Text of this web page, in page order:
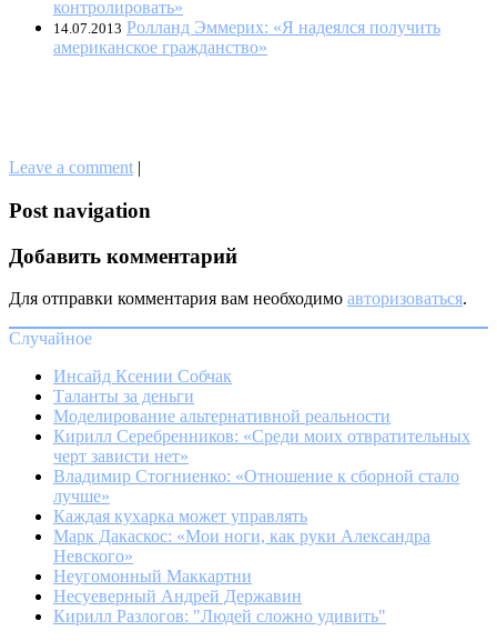
контролировать»
14.07.2013 Ролланд Эммерих: «Я надеялся получить
американское гражданство»
Leave a comment |
Post navigation
Добавить комментарий
Для отправки комментария вам необходимо авторизоваться.
Случайное
Инсайд Ксении Собчак
Таланты за деньги
Моделирование альтернативной реальности
Кирилл Серебренников: «Среди моих отвратительных
черт зависти нет»
Владимир Стогниенко: «Отношение к сборной стало
лучше»
Каждая кухарка может управлять
Марк Дакаскос: «Мои ноги, как руки Александра
Невского»
Неугомонный Маккартни
Несуеверный Андрей Державин
Кирилл Разлогов: "Людей сложно удивить"